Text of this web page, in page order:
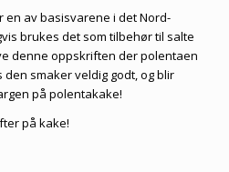
en av basisvarene i det Nord-
brukes det som tilbehør til salte
denne oppskriften der polentaen
smaker veldig godt, og blir
på polentakake!
på kake!